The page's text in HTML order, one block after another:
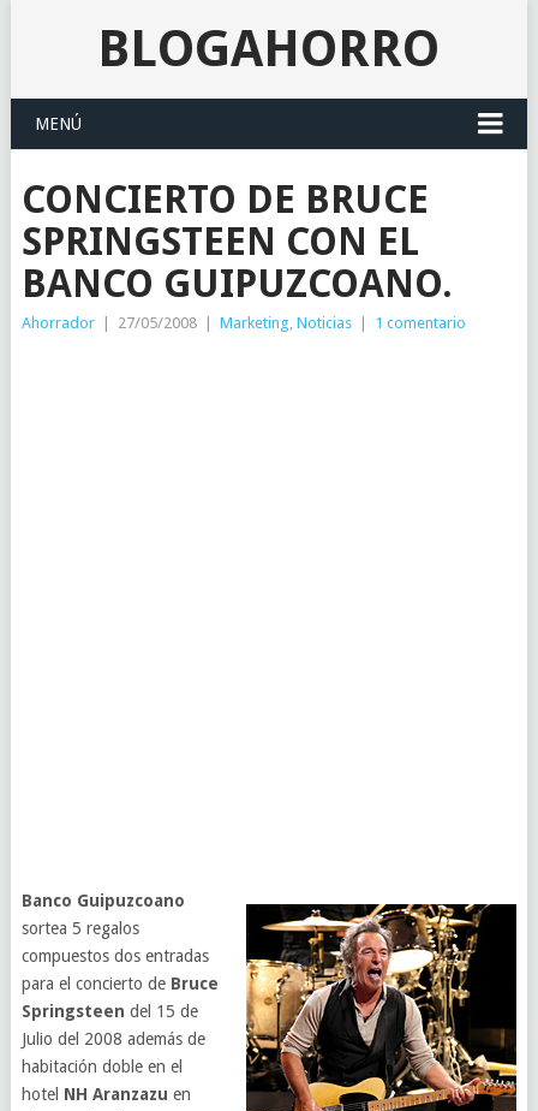
BLOGAHORRO
MENÚ
CONCIERTO DE BRUCE
SPRINGSTEEN CON EL
BANCO GUIPUZCOANO.
Ahorrador 27/05/2008 Marketing, Noticias 1 comentario
Banco Guipuzcoano
sortea 5 regalos
compuestos dos entradas
para el concierto de Bruce
Springsteen del 15 de
Julio del 2008 además de
habitación doble en el
hotel NH Aranzazu en